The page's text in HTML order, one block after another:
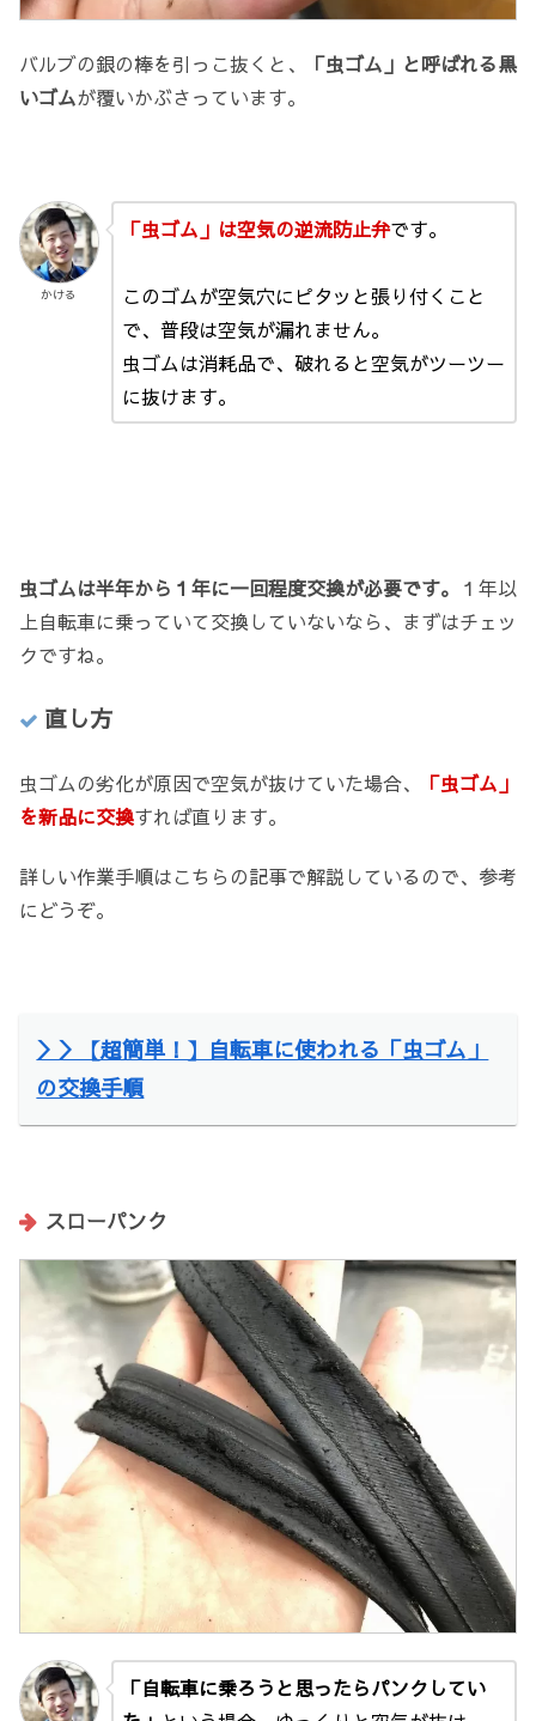
バルブの銀の棒を引っこ抜くと、
「虫ゴム」と呼ばれる黒
いゴムが覆いかぶさっています。
かける
「虫ゴム」は空気の逆流防止弁です。
このゴムが空気穴にピタッと張り付くこと
で、普段は空気が漏れません。
虫ゴムは消耗品で、破れると空気がツーツー
に抜けます。
虫ゴムは半年から１年に一回程度交換が必要です。 １年以
上自転車に乗っていて交換していないなら、まずはチェッ
クですね。
直し方
虫ゴムの劣化が原因で空気が抜けていた場合、
「虫ゴム」
を新品に交換すれば直ります。
詳しい作業手順はこちらの記事で解説しているので、参考
にどうぞ。
＞＞【超簡単！】自転車に使われる「虫ゴム」
の交換手順
スローパンク
「自転車に乗ろうと思ったらパンクしてい